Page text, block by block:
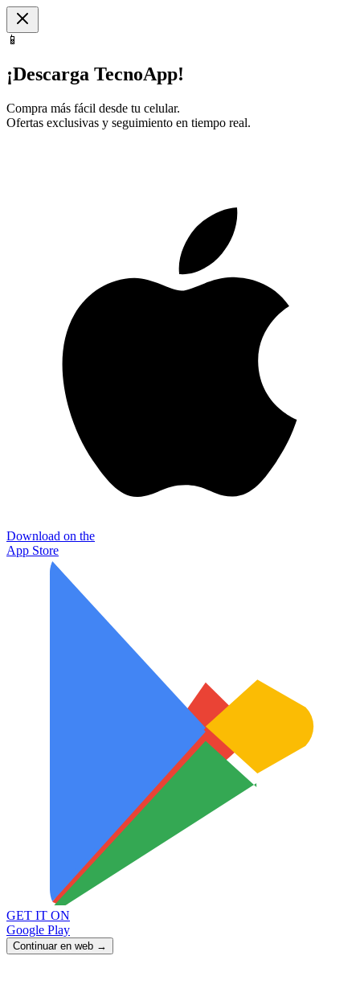
📱
¡Descarga TecnoApp!
Compra más fácil desde tu celular.
Ofertas exclusivas y seguimiento en tiempo real.
Download on the
App Store
GET IT ON
Google Play
Continuar en web →